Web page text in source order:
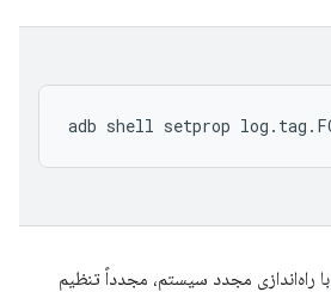
با راه‌اندازی مجدد سیستم، مجدداً تنظیم